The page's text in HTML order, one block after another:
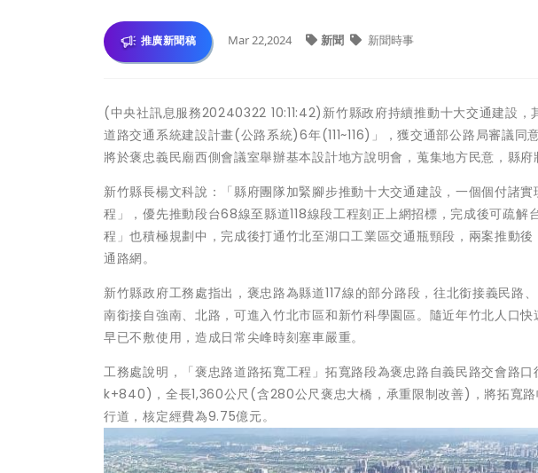
推廣新聞稿 Mar 22,2024 新聞 新聞時事
(中央社訊息服務20240322 10:11:42)新竹縣政府持續推動十大交通建設，
道路交通系統建設計畫(公路系統)6年(111~116)」，獲交通部公路局審議
將於褒忠義民廟西側會議室舉辦基本設計地方說明會，蒐集地方民意，縣
新竹縣長楊文科說：「縣府團隊加緊腳步推動十大交通建設，一個個付諸
程」，優先推動段台68線至縣道118線段工程刻正上網招標，完成後可疏解
程」也積極規劃中，完成後打通竹北至湖口工業區交通瓶頸段，兩案推動
通路網。
新竹縣政府工務處指出，褒忠路為縣道117線的部分路段，往北銜接義民路
南銜接自強南、北路，可進入竹北市區和新竹科學園區。隨近年竹北人口
早已不敷使用，造成日常尖峰時刻塞車嚴重。
工務處說明，「褒忠路道路拓寬工程」拓寬路段為褒忠路自義民路交會路
k+840)，全長1,360公尺(含280公尺褒忠大橋，承重限制改善)，將拓寬路
行道，核定經費為9.75億元。